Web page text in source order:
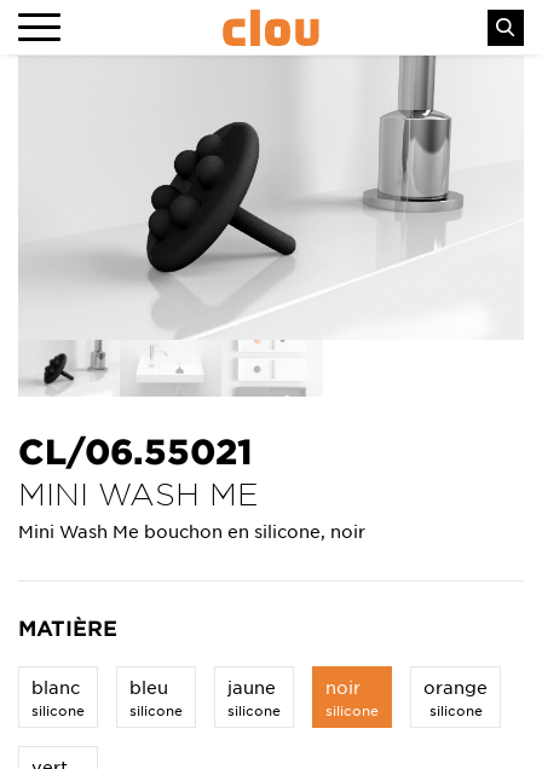
CL/06.55021
MINI WASH ME
Mini Wash Me bouchon en silicone, noir
MATIÈRE
blanc
silicone
bleu
silicone
jaune
silicone
noir
silicone
orange
silicone